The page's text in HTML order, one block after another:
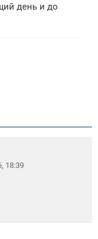
день и до
18:39